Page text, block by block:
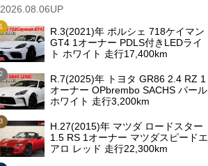
2026.08.06UP
R.3(2021)年 ポルシェ 718ケイマン
GT4 1オーナー PDLS付きLEDライ
ト ホワイト 走行17,400km
R.7(2025)年 トヨタ GR86 2.4 RZ 1
オーナー OPbrembo SACHS パール
ホワイト 走行3,200km
H.27(2015)年 マツダ ロードスター
1.5 RS 1オーナー マツダスピードエ
アロ レッド 走行22,300km